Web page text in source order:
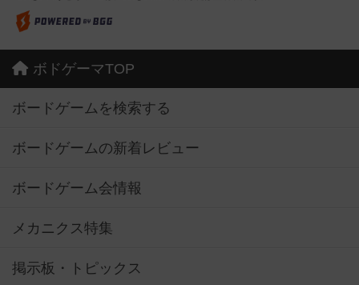
ボドゲーマTOP
ボードゲームを検索する
ボードゲームの新着レビュー
ボードゲーム会情報
メカニクス特集
掲示板・トピックス